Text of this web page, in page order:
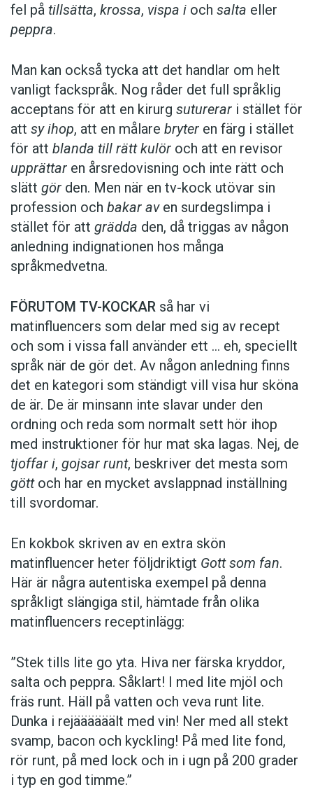
fel på tillsätta, krossa, vispa i och salta eller
peppra.
Man kan också tycka att det handlar om helt
vanligt fackspråk. Nog råder det full språklig
acceptans för att en kirurg suturerar i stället för
att sy ihop, att en målare bryter en färg i stället
för att blanda till rätt kulör och att en revisor
upprättar en årsredovisning och inte rätt och
slätt gör den. Men när en tv-kock utövar sin
profession och bakar aven surdegslimpa i
stället för att grädda den, då triggas av någon
anledning indignationen hos många
språkmedvetna.
FÖRUTOM TV-KOCKAR så har vi
matinfluencers som delar med sig av recept
och som i vissa fall ­använder ett … eh, speciellt
språk när de gör det. Av någon anledning finns
det en kategori som ständigt vill visa hur sköna
de är. De är minsann inte slavar under den
ordning och reda som normalt sett hör ihop
med instruktioner för hur mat ska lagas. Nej, de
tjoffar i, gojsar runt, beskriver det mesta som
göttoch har en mycket avslappnad inställning
till svordomar.
En kokbok ­skriven av en extra skön
matinfluencer heter följd­riktigt Gott som fan.
Här är några autentiska ­exempel på denna
språkligt slängiga stil, ­hämtade från olika
matinfluencers receptinlägg:
”Stek tills lite go yta. Hiva ner färska kryddor,
salta och peppra. Såklart! I med lite mjöl och
fräs runt. Häll på vatten och veva runt lite.
Dunka i rejäääääält med vin! Ner med all stekt
svamp, bacon och kyckling! På med lite fond,
rör runt, på med lock och in i ugn på 200 grader
i typ en god timme.”